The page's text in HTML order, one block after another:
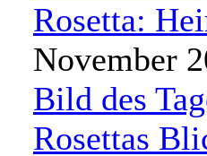
Rosetta:
November
Bild des
Rosettas